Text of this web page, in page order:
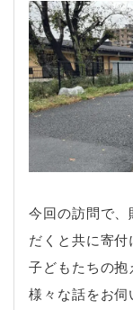
今回の訪問で
だくと共に寄
子どもたちの抱
様々な話をお伺